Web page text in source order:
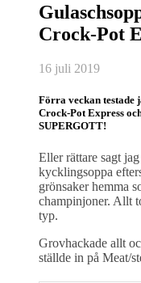
Crock-Pot
16 juli 2019
Förra veckan testade
Crock-Pot Express
SUPERGOTT!
Eller rättare sagt
kycklingsoppa
grönsaker hemma
champinjoner. Allt
typ.
Grovhackade allt
ställde in på Meat/